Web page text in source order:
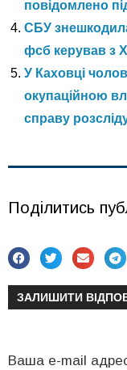
повідомлено
СБУ
фсб керував з
У Каховці
окупаційною
справу
Поділитись
ЗАЛИШИТИ
Ваша e-mail